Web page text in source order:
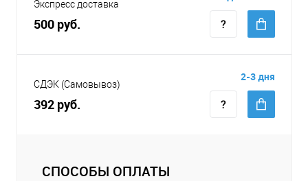
Экспресс доставка
500 руб.
СДЭК (Самовывоз)
392 руб.
2-3 дня
СПОСОБЫ ОПЛАТЫ